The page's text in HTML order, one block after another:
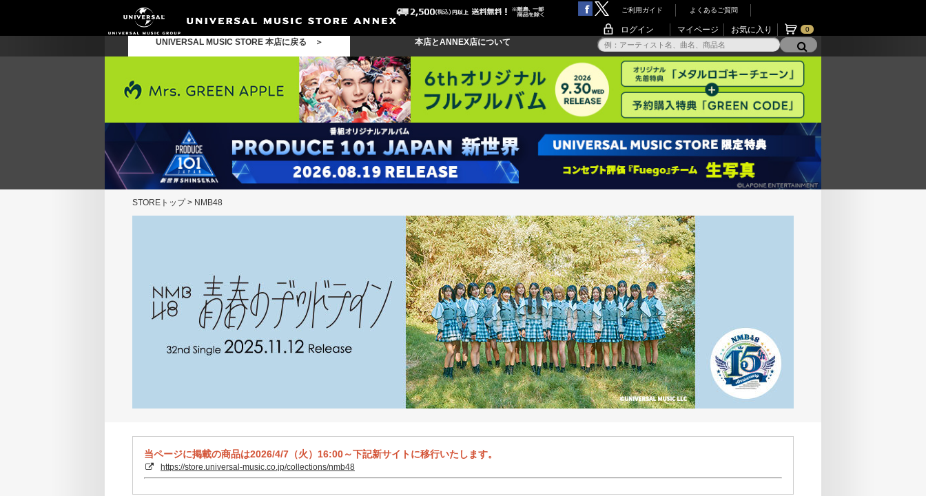
ご利用ガイド よくあるご質問
ログイン マイページ お気に入り 0
UNIVERSAL MUSIC STORE 本店に戻る ＞ 本店とANNEX店について
STOREトップ> NMB48
当ページに掲載の商品は2026/4/7（火）16:00～下記新サイトに移行いたします。
https://store.universal-music.co.jp/collections/nmb48